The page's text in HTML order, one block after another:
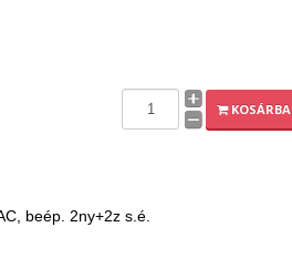
KOSÁRBA
beép. 2ny+2z s.é.